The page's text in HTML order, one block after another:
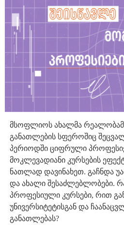
მსოფლიოს ახალმა რეალობამ
განათლების სფეროშიც
პერიოდში ციფრული
მოკლევადიანი კურსების
ნათლად დავინახეთ. გაჩნდა
და ახალი შესაძლებლობები.
პროფესიული კურსები, რით
უნივერსიტეტისგან და
განათლებას?